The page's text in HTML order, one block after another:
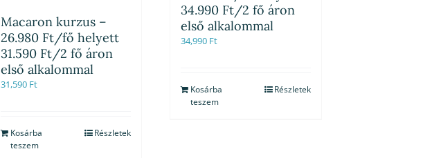
Macaron kurzus –
26.980 Ft/fő helyett
31.590 Ft/2 fő áron
első alkalommal
31,590 Ft
Kosárba
teszem
Részletek
34.990 Ft/2 fő áron
első alkalommal
34,990 Ft
Kosárba
teszem
Részletek